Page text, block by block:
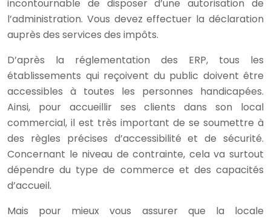
incontournable de disposer d’une autorisation de
l’administration. Vous devez effectuer la déclaration
auprès des services des impôts.
D’après la réglementation des ERP, tous les
établissements qui reçoivent du public doivent être
accessibles à toutes les personnes handicapées.
Ainsi, pour accueillir ses clients dans son local
commercial, il est très important de se soumettre à
des règles précises d’accessibilité et de sécurité.
Concernant le niveau de contrainte, cela va surtout
dépendre du type de commerce et des capacités
d’accueil.
Mais pour mieux vous assurer que la locale